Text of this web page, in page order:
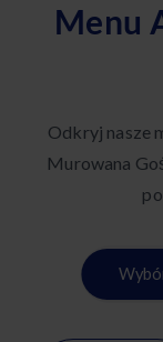
Menu
Odkryj nasze
Murowana